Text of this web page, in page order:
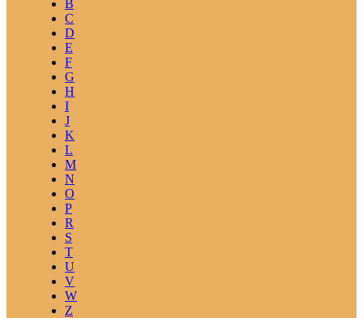
B
C
D
E
F
G
H
I
J
K
L
M
N
O
P
R
S
T
U
V
W
Z